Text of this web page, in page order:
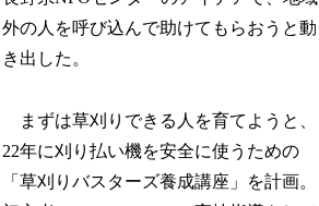
外の人を呼び込んで助けてもらおうと動
き出した。
まずは草刈りできる人を育てようと、
22年に刈り払い機を安全に使うための
「草刈りバスターズ養成講座」を計画。